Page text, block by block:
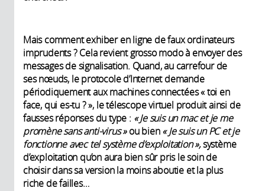
Mais comment exhiber en ligne de faux ordinateurs
imprudents ? Cela revient grosso modo à envoyer des
messages de signalisation. Quand, au carrefour de
ses nœuds, le protocole d’Internet demande
périodiquement aux machines connectées « toi en
face, qui es-tu ? », le télescope virtuel produit ainsi de
fausses réponses du type : « Je suis un mac et je me
promène sans anti-virus »ou bien« Je suis un PC et je
fonctionne avec tel système d’exploitation»,système
d’exploitation qu’on aura bien sûr pris le soin de
choisir dans sa version la moins aboutie et la plus
riche de failles…